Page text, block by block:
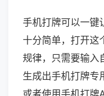
手机打牌可以一键
十分简单，打开这
规律，只需要输入
生成出手机打牌专
或者使用手机打牌